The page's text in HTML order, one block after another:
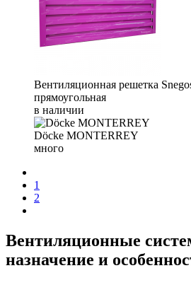
Вентиляционная решетка
прямоугольная
в наличии
Döсkе MONTERREY
много
1
2
Вентиляционные
назначение и